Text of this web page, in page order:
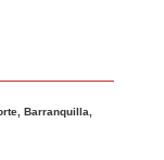
Barranquilla,